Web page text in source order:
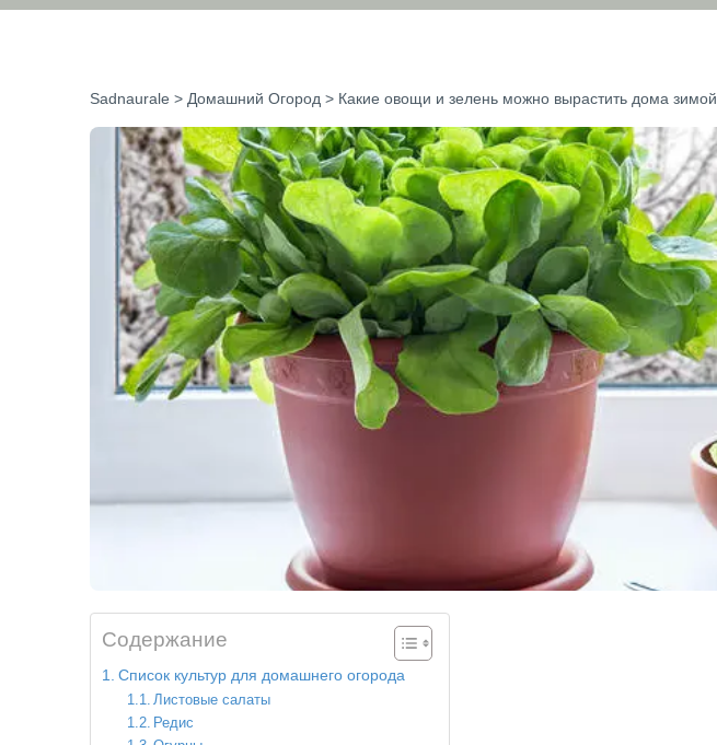
Sadnaurale > Домашний Огород > Какие овощи и зелень можно вырастить дома зимой
Содержание
Список культур для домашнего огорода
Листовые салаты
Редис